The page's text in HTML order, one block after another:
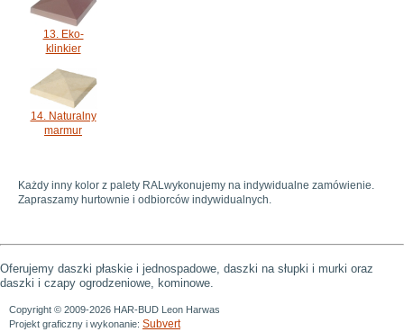
13. Eko-
klinkier
14. Naturalny
marmur
Każdy inny kolor z palety RALwykonujemy na indywidualne zamówienie.
Zapraszamy hurtownie i odbiorców indywidualnych.
Oferujemy daszki płaskie i jednospadowe, daszki na słupki i murki oraz
daszki i czapy ogrodzeniowe, kominowe.
Copyright © 2009-2026 HAR-BUD Leon Harwas
Projekt graficzny i wykonanie: Subvert